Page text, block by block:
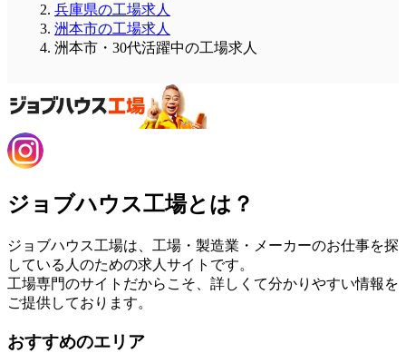
兵庫県の工場求人
洲本市の工場求人
洲本市・30代活躍中の工場求人
ジョブハウス工場とは？
ジョブハウス工場は、工場・製造業・メーカーのお仕事を探
している人のための求人サイトです。
工場専門のサイトだからこそ、詳しくて分かりやすい情報を
ご提供しております。
おすすめのエリア